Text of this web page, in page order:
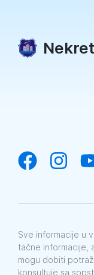
Sve informacije u
tačne informacije,
mogu dobiti
konsultuje sa